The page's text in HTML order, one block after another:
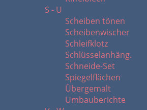
S - U
Scheiben tönen
Scheibenwischer
Schleifklotz
Schlüsselanhäng.
Schneide-Set
Spiegelflächen
Übergemalt
Umbauberichte